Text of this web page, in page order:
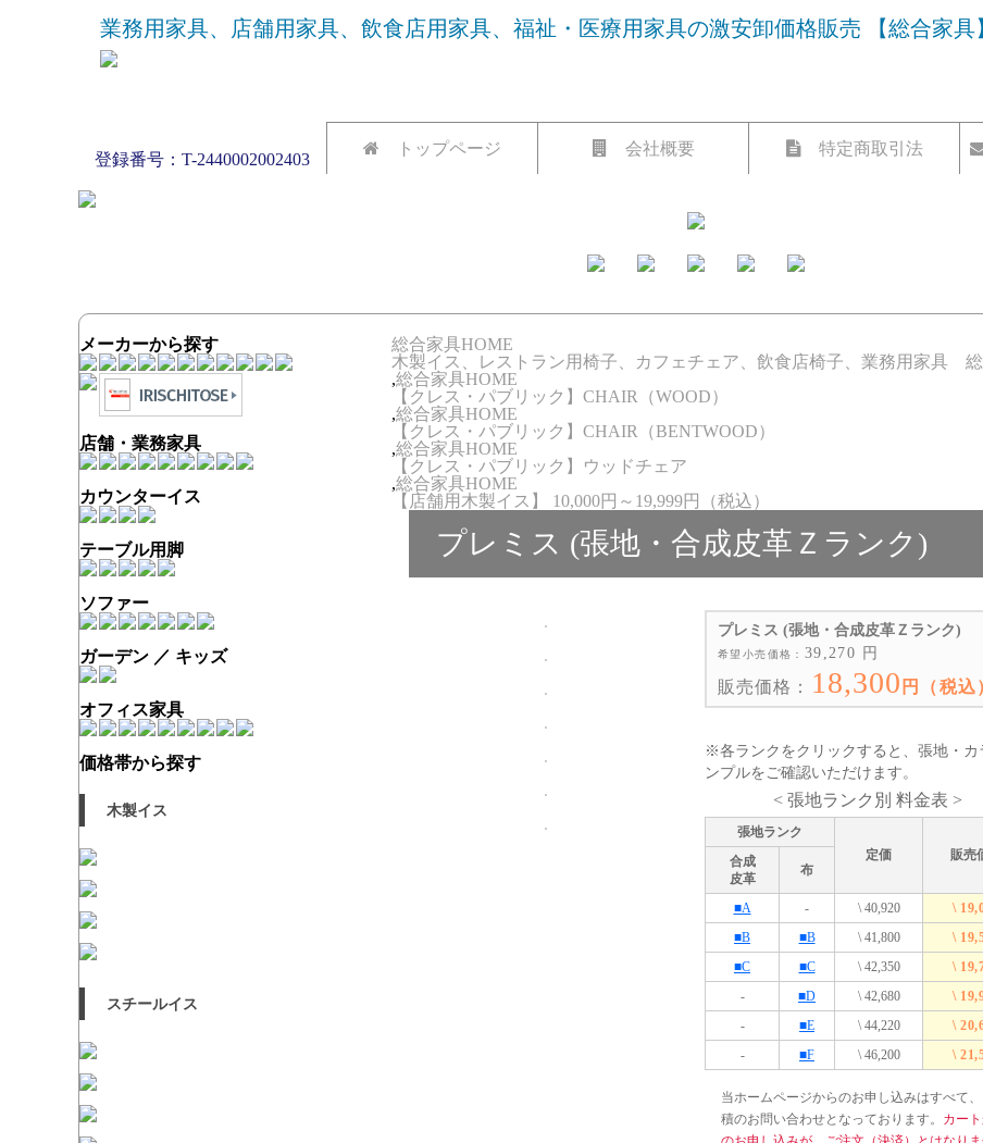
業務用家具、店舗用家具、飲食店用家具、福祉・医療用家具の激安卸価格販売 【総合家具
登録番号：T-2440002002403
トップページ 会社概要 特定商取引法
メーカーから探す
店舗・業務家具
カウンターイス
テーブル用脚
ソファー
ガーデン ／ キッズ
オフィス家具
価格帯から探す
木製イス
スチールイス
総合家具HOME
木製イス、レストラン用椅子、カフェチェア、飲食店椅子、業務用家具
,総合家具HOME
【クレス・パブリック】CHAIR（WOOD）
,総合家具HOME
【クレス・パブリック】CHAIR（BENTWOOD）
,総合家具HOME
【クレス・パブリック】ウッドチェア
,総合家具HOME
【店舗用木製イス】 10,000円～19,999円（税込）
プレミス (張地・合成皮革Ｚランク)
プレミス (張地・合成皮革Ｚランク)
希望小売価格： 39,270 円
販売価格： 18,300 円（税込
※各ランクをクリックすると、張地・カ
ンプルをご確認いただけます。
< 張地ランク別 料金表 >
張地ランク
定価
販売
合成
皮革
布
■A - \ 40,920
\
■B
■B \ 41,800
\
■C
■C \ 42,350
\
-
■D \ 42,680
\
-
■E \ 44,220
\
-
■F \ 46,200 \
当ホームページからのお申し込みはすべて
積のお問い合わせとなっております。 カー